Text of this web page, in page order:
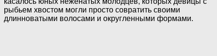
рыбьем хвостом могли просто совратить своими
длинноватыми волосами и округленными формами.